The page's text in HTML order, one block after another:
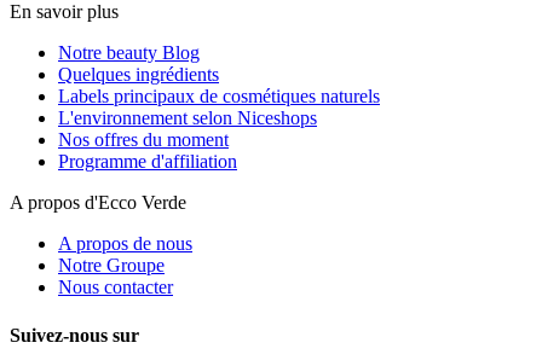
En savoir plus
Notre beauty Blog
Quelques ingrédients
Labels principaux de cosmétiques naturels
L'environnement selon Niceshops
Nos offres du moment
Programme d'affiliation
A propos d'Ecco Verde
A propos de nous
Notre Groupe
Nous contacter
Suivez-nous sur